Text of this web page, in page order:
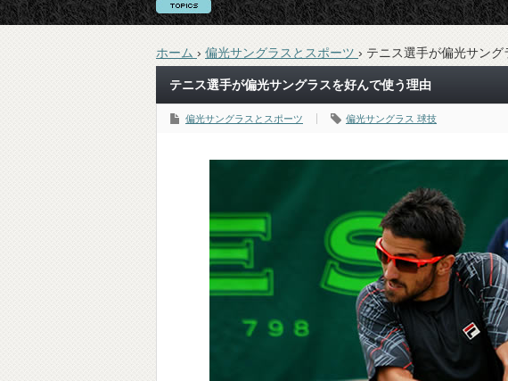
ホーム › 偏光サングラスとスポーツ › テニス選手が偏光サン
テニス選手が偏光サングラスを好んで使う理由
偏光サングラスとスポーツ 偏光サングラス 球技